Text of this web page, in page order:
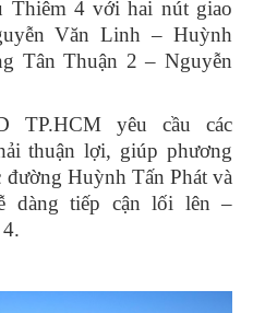
Thiêm 4 với hai nút giao
Văn Linh – Huỳnh
Tân Thuận 2 – Nguyễn
TP.HCM yêu cầu các
thuận lợi, giúp phương
Huỳnh Tấn Phát và
dàng tiếp cận lối lên –